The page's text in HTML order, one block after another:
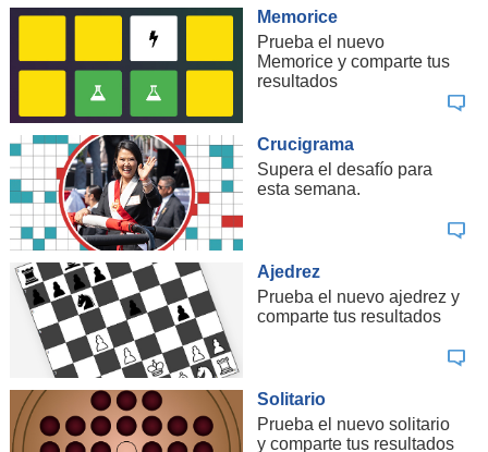
Memorice
Prueba el nuevo
Memorice y comparte tus
resultados
Crucigrama
Supera el desafío para
esta semana.
Ajedrez
Prueba el nuevo ajedrez y
comparte tus resultados
Solitario
Prueba el nuevo solitario
y comparte tus resultados